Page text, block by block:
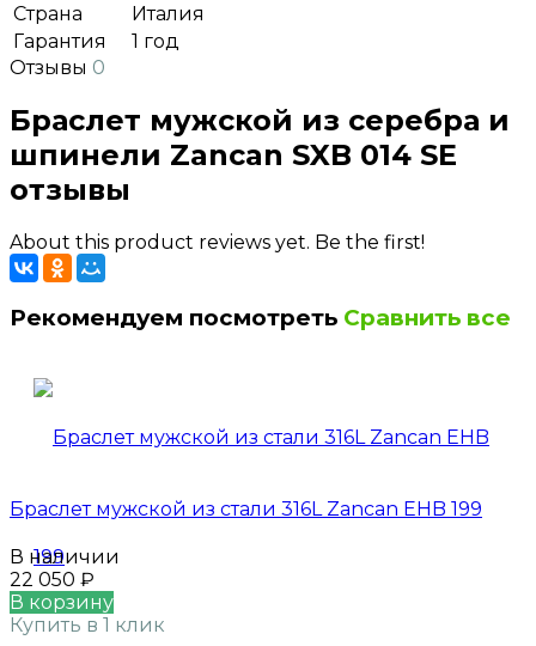
Страна
Италия
Гарантия
1 год
Отзывы 0
Браслет мужской из серебра и
шпинели Zancan SXB 014 SE
отзывы
About this product reviews yet. Be the first!
Рекомендуем посмотреть Сравнить все
Браслет мужской из стали 316L Zancan EHB 199
В наличии
22 050 ₽
В корзину
Купить в 1 клик